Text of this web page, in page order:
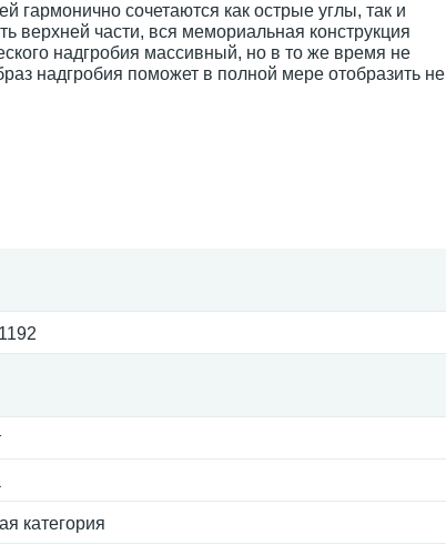
гармонично сочетаются как острые углы, так и
части, вся мемориальная конструкция
надгробия массивный, но в то же время не
надгробия поможет в полной мере отобразить не
категория